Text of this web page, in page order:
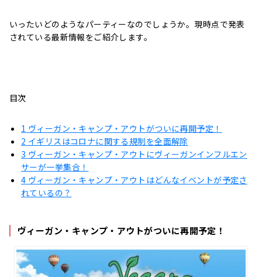
いったいどのようなパーティーなのでしょうか。現時点で発表
されている最新情報をご紹介します。
目次
1 ヴィーガン・キャンプ・アウトがついに再開予定！
2 イギリスはコロナに関する規制を全面解除
3 ヴィーガン・キャンプ・アウトにヴィーガンインフルエン
サーが一挙集合！
4 ヴィーガン・キャンプ・アウトはどんなイベントが予定さ
れているの？
ヴィーガン・キャンプ・アウトがついに再開予定！